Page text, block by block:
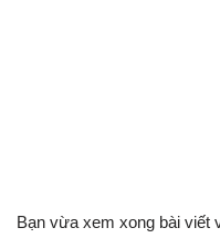
Bạn vừa xem xong bài viết